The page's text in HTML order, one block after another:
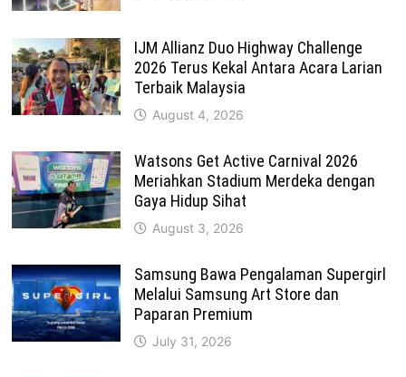
IJM Allianz Duo Highway Challenge
2026 Terus Kekal Antara Acara Larian
Terbaik Malaysia
August 4, 2026
Watsons Get Active Carnival 2026
Meriahkan Stadium Merdeka dengan
Gaya Hidup Sihat
August 3, 2026
Samsung Bawa Pengalaman Supergirl
Melalui Samsung Art Store dan
Paparan Premium
July 31, 2026